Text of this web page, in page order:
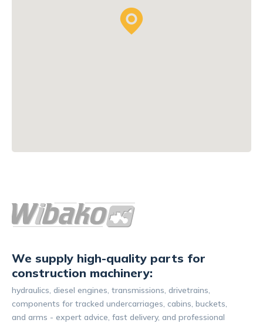
We supply high-quality parts for
construction machinery:
hydraulics, diesel engines, transmissions, drivetrains,
components for tracked undercarriages, cabins, buckets,
and arms - expert advice, fast delivery, and professional